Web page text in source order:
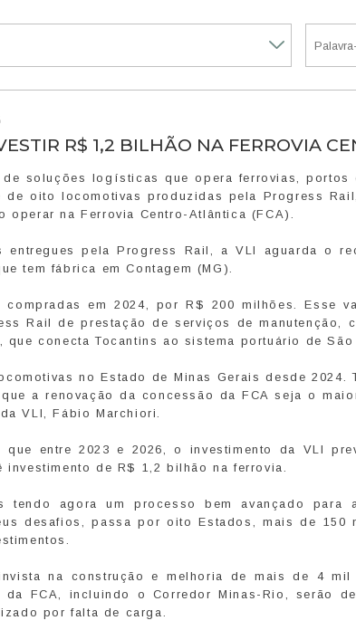
R$ 1,2 BILHÃO NA FERROVIA
soluções logísticas que opera ferrovias, portos
oito locomotivas produzidas pela Progress
operar na Ferrovia Centro-Atlântica (FCA).
entregues pela Progress Rail, a VLI aguarda o
tem fábrica em Contagem (MG).
compradas em 2024, por R$ 200 milhões. Esse
Rail de prestação de serviços de manutenção,
que conecta Tocantins ao sistema portuário de
no Estado de Minas Gerais desde 2024.
que a renovação da concessão da FCA seja o
VLI, Fábio Marchiori.
que entre 2023 e 2026, o investimento da VLI
investimento de R$ 1,2 bilhão na ferrovia.
tendo agora um processo bem avançado para
desafios, passa por oito Estados, mais de 150
na construção e melhoria de mais de 4
da FCA, incluindo o Corredor Minas-Rio, serão
por falta de carga.